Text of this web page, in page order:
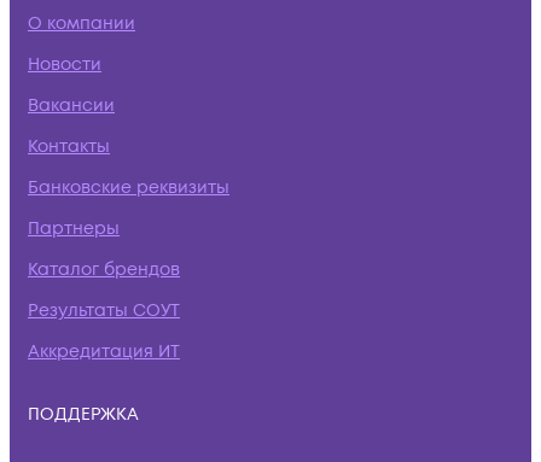
О компании
Новости
Вакансии
Контакты
Банковские реквизиты
Партнеры
Каталог брендов
Результаты СОУТ
Аккредитация ИТ
ПОДДЕРЖКА